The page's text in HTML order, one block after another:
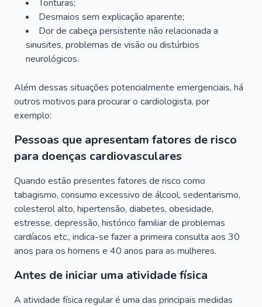
Tonturas;
Desmaios sem explicação aparente;
Dor de cabeça persistente não relacionada a
sinusites, problemas de visão ou distúrbios
neurológicos.
Além dessas situações potencialmente emergenciais, há
outros motivos para procurar o cardiologista, por
exemplo:
Pessoas que apresentam fatores de risco
para doenças cardiovasculares
Quando estão presentes fatores de risco como
tabagismo, consumo excessivo de álcool, sedentarismo,
colesterol alto, hipertensão, diabetes, obesidade,
estresse, depressão, histórico familiar de problemas
cardíacos etc., indica-se fazer a primeira consulta aos 30
anos para os homens e 40 anos para as mulheres.
Antes de iniciar uma atividade física
A atividade física regular é uma das principais medidas